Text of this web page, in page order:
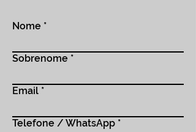
Nome
Sobrenome
Email
Telefone / WhatsApp